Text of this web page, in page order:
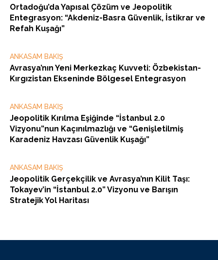
Ortadoğu’da Yapısal Çözüm ve Jeopolitik
Entegrasyon: “Akdeniz-Basra Güvenlik, İstikrar ve
Refah Kuşağı”
ANKASAM BAKIŞ
Avrasya’nın Yeni Merkezkaç Kuvveti: Özbekistan-
Kırgızistan Ekseninde Bölgesel Entegrasyon
ANKASAM BAKIŞ
Jeopolitik Kırılma Eşiğinde “İstanbul 2.0
Vizyonu”nun Kaçınılmazlığı ve “Genişletilmiş
Karadeniz Havzası Güvenlik Kuşağı”
ANKASAM BAKIŞ
Jeopolitik Gerçekçilik ve Avrasya’nın Kilit Taşı:
Tokayev’in “İstanbul 2.0” Vizyonu ve Barışın
Stratejik Yol Haritası